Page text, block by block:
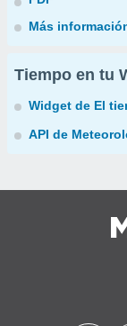
Más
Tiempo en tu
Widget de El
API de